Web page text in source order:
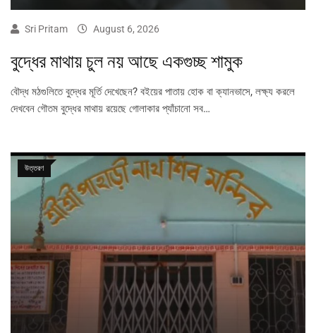
Sri Pritam August 6, 2026
বুদ্ধের মাথায় চুল নয় আছে একগুচ্ছ শামুক
বৌদ্ধ মঠগুলিতে বুদ্ধের মূর্তি দেখেছেন? বইয়ের পাতায় হোক বা ক্যানভাসে, লক্ষ্য করলে
দেখবেন গৌতম বুদ্ধের মাথায় রয়েছে গোলাকার প্যাঁচানো সব…
উত্তরণ